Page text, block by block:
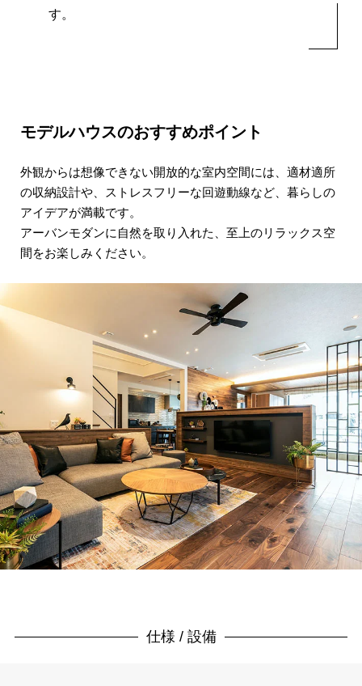
す。
モデルハウスのおすすめポイント
外観からは想像できない開放的な室内空間には、 適材適所
の収納設計や、ストレスフリーな回遊動線など、 暮らしの
アイデアが満載です。
アーバンモダンに自然を取り入れた、 至上のリラックス空
間をお楽しみください。
仕様 / 設備